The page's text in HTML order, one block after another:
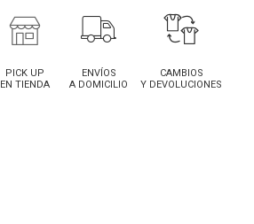
PICK UP
EN TIENDA
ENVÍOS
A DOMICILIO
CAMBIOS
Y DEVOLUCIONES